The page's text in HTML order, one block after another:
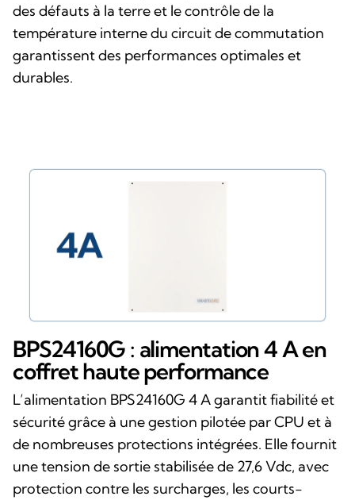
des défauts à la terre et le contrôle de la
température interne du circuit de commutation
garantissent des performances optimales et
durables.
BPS24160G : alimentation 4 A en
coffret haute performance
L’alimentation BPS24160G 4 A garantit fiabilité et
sécurité grâce à une gestion pilotée par CPU et à
de nombreuses protections intégrées. Elle fournit
une tension de sortie stabilisée de 27,6 Vdc, avec
protection contre les surcharges, les courts-